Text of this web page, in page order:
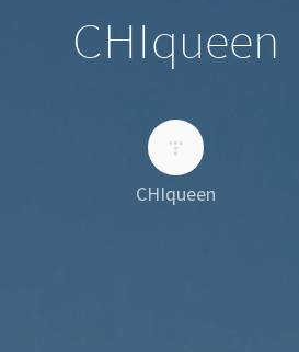
CHIqueen
CHIqueen